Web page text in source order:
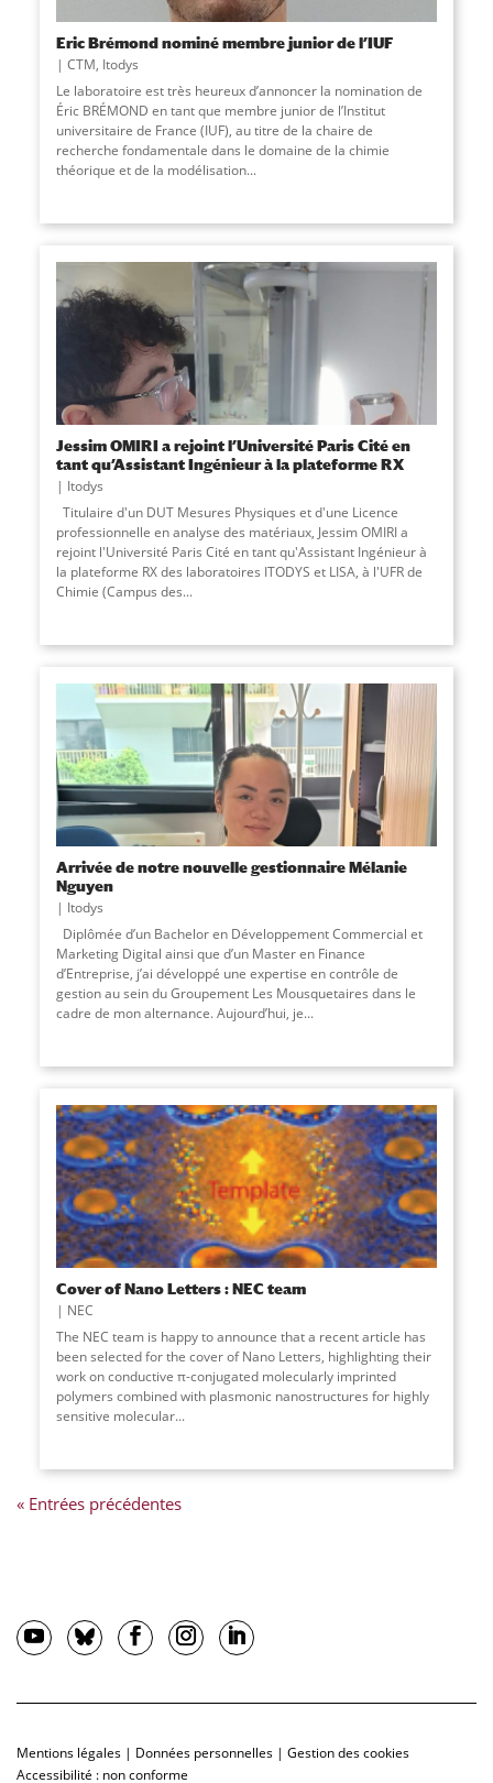
Eric Brémond nominé membre junior de l’IUF
CTM, Itodys
Le laboratoire est très heureux d’annoncer la nomination de
Éric BRÉMOND en tant que membre junior de l’Institut
universitaire de France (IUF), au titre de la chaire de
recherche fondamentale dans le domaine de la chimie
théorique et de la modélisation...
Jessim OMIRI a rejoint l’Université Paris Cité en
tant qu’Assistant Ingénieur à la plateforme RX
Itodys
Titulaire d'un DUT Mesures Physiques et d'une Licence
professionnelle en analyse des matériaux, Jessim OMIRI a
rejoint l'Université Paris Cité en tant qu'Assistant Ingénieur à
la plateforme RX des laboratoires ITODYS et LISA, à l'UFR de
Chimie (Campus des...
Arrivée de notre nouvelle gestionnaire Mélanie
Nguyen
Itodys
Diplômée d’un Bachelor en Développement Commercial et
Marketing Digital ainsi que d’un Master en Finance
d’Entreprise, j’ai développé une expertise en contrôle de
gestion au sein du Groupement Les Mousquetaires dans le
cadre de mon alternance. Aujourd’hui, je...
Cover of Nano Letters : NEC team
NEC
The NEC team is happy to announce that a recent article has
been selected for the cover of Nano Letters, highlighting their
work on conductive π-conjugated molecularly imprinted
polymers combined with plasmonic nanostructures for highly
sensitive molecular...
« Entrées précédentes
Mentions légales | Données personnelles | Gestion des cookies
Accessibilité : non conforme